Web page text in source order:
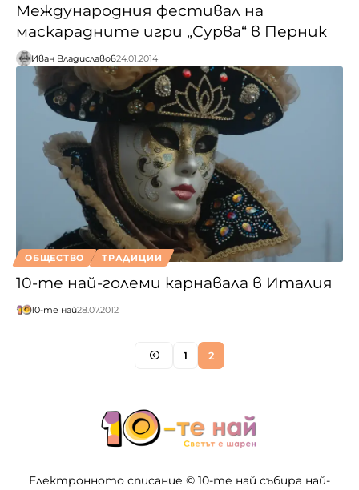
Международния фестивал на
маскарадните игри „Сурва“ в Перник
Иван Владиславов24.01.2014
ОБЩЕСТВО ТРАДИЦИИ
10-те най-големи карнавала в Италия
10-те най28.07.2012
1 2
Електронното списание © 10-те най събира най-